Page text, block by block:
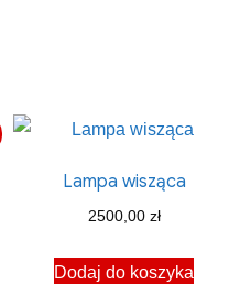
Lampa wisząca
2500,00 zł
Dodaj do koszyka